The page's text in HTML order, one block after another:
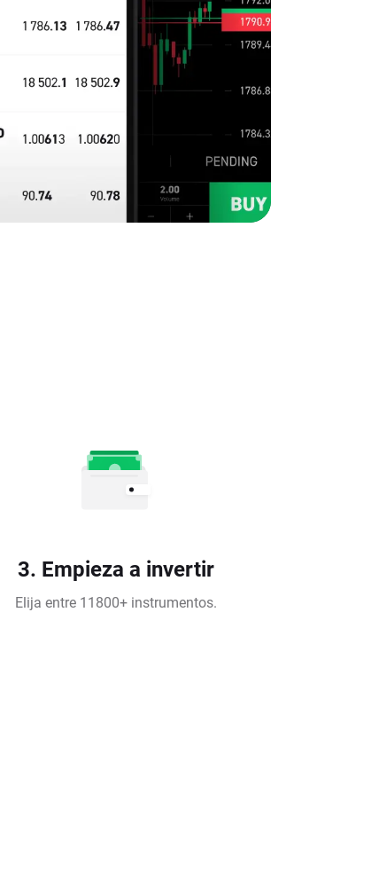
3. Empieza a invertir
Elija entre 11800+ instrumentos.